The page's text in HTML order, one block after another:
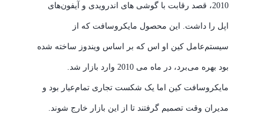
2010، قصد رقابت با گوشی های اندرویدی و آیفون‌های
اپل را داشت. این محصول مایکروسافت که از
سیستم‌عامل کین او ‌اس که بر اساس ویندوز ساخته شده
بود بهره می‌برد، در ماه می 2010 وارد بازار شد.
مایکروسافت کین اما یک شکست تجاری تمام‌عیار بود و
مدیران وقت تصمیم گرفتند تا از این بازار خارج شوند.